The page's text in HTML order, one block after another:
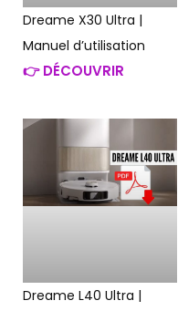
Dreame X30 Ultra |
Manuel d’utilisation
👉 DÉCOUVRIR
Dreame L40 Ultra |